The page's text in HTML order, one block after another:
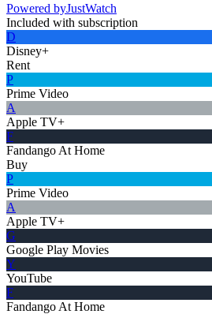
Powered byJustWatch
Included with subscription
D
Disney+
Rent
P
Prime Video
A
Apple TV+
F
Fandango At Home
Buy
P
Prime Video
A
Apple TV+
G
Google Play Movies
Y
YouTube
F
Fandango At Home